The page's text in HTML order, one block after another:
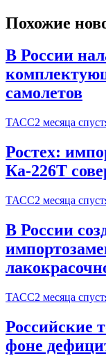
Похожие
В России
самолетов
ТАСС2 месяца
Ростех:
Ка-226Т
ТАСС2 месяца
В России
ТАСС2 месяца
Российские
фоне